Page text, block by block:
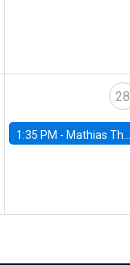
28
1:35 PM - Mathias Thoenig, University of Lausanne